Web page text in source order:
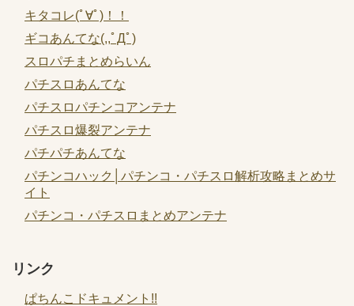
キタコレ(ﾟ∀ﾟ)！！
ギコあんてな(,,ﾟДﾟ)
スロパチまとめらいん
パチスロあんてな
パチスロパチンコアンテナ
パチスロ爆裂アンテナ
パチパチあんてな
パチンコハック│パチンコ・パチスロ解析攻略まとめサ
イト
パチンコ・パチスロまとめアンテナ
リンク
ぱちんこドキュメント!!